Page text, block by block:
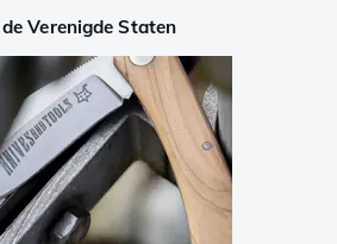
Verenigde Staten